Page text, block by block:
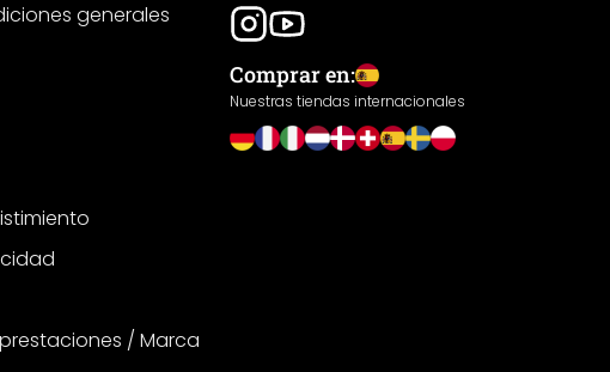
generales
/ Marca
Comprar en:
Nuestras tiendas internacionales